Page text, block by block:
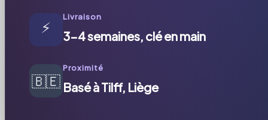
⚡
Livraison
3-4 semaines, clé en main
🇧🇪
Proximité
Basé à Tilff, Liège